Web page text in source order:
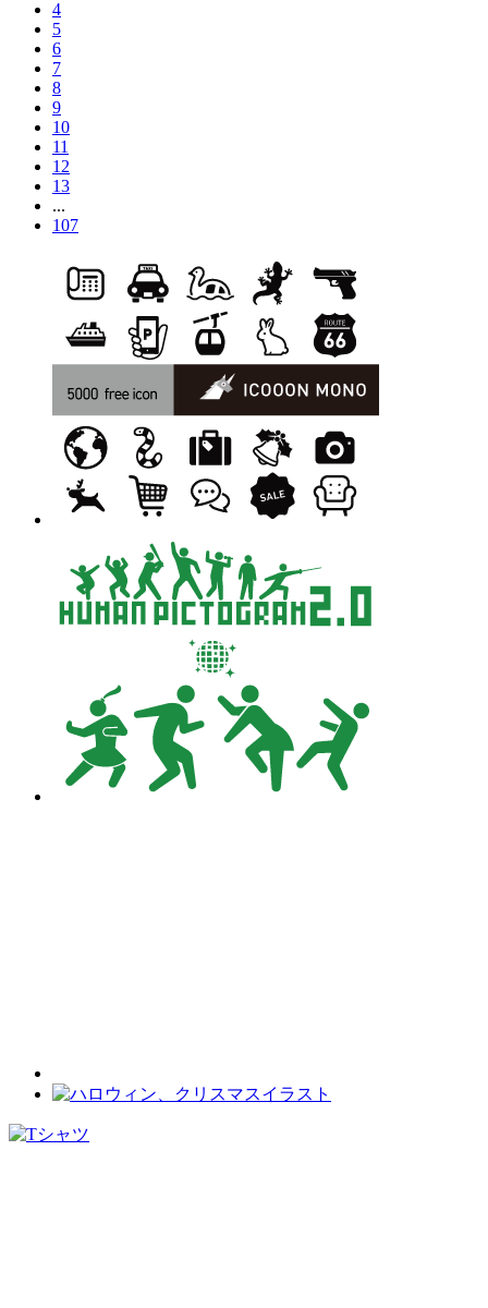
4
5
6
7
8
9
10
11
12
13
...
107